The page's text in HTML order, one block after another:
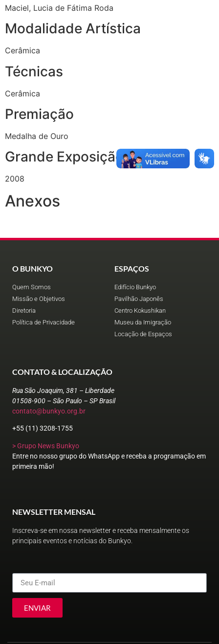
Maciel, Lucia de Fátima Roda
Modalidade Artística
Cerâmica
Técnicas
Cerâmica
Premiação
Medalha de Ouro
Grande Exposição Ano
2008
Anexos
O BUNKYO
Quem Somos
Missão e Objetivos
Diretoria
Política de Privacidade
ESPAÇOS
Edifício Bunkyo
Pavilhão Japonês
Centro Kokushikan
Museu da Imigração
Locação de Espaços
CONTATO & LOCALIZAÇÃO
Rua São Joaquim, 381 – Liberdade
01508-900 – São Paulo – SP Brasil
contato@bunkyo.org.br
+55 (11) 3208-1755
> Grupo News Bunkyo
Entre no nosso grupo do WhatsApp e receba a programação em
primeira mão!
NEWSLETTER MENSAL
Inscreva-se em nossa newsletter e receba mensalmente os
principais eventos e notícias do Bunkyo.
ENVIAR